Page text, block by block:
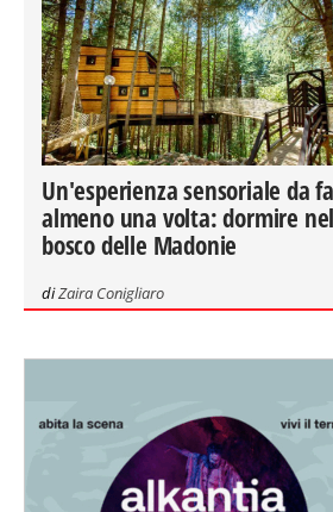
Un'esperienza sensoriale da
almeno una volta: dormire nel
bosco delle Madonie
diZaira Conigliaro